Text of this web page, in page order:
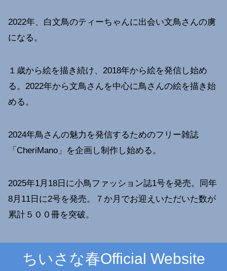
2022年、白文鳥のティーちゃんに出会い文鳥さんの虜
になる。
１歳から絵を描き続け、2018年から絵を発信し始め
る。2022年から文鳥さんを中心に鳥さんの絵を描き始
める。
2024年鳥さんの魅力を発信するためのフリー雑誌
「CheriMano」を企画し制作し始める。
2025年1月18日に小鳥ファッション誌1号を発売。同年
8月11日に2号を発売。７か月でお迎えいただいた数が
累計５００冊を突破。
ちいさな春Official Website